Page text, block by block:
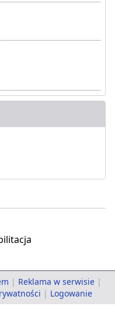
| Reklama w serwisie |
| Logowanie